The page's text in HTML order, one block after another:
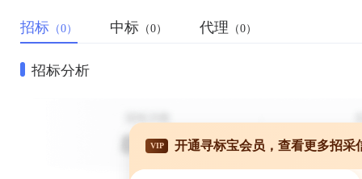
招标 （0） 中标 （0） 代理 （0）
招标分析
VIP 开通寻标宝会员，查看更多招采